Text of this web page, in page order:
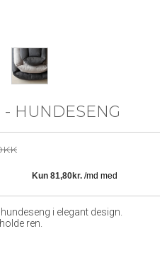
- HUNDESENG
i elegant design.
ren.